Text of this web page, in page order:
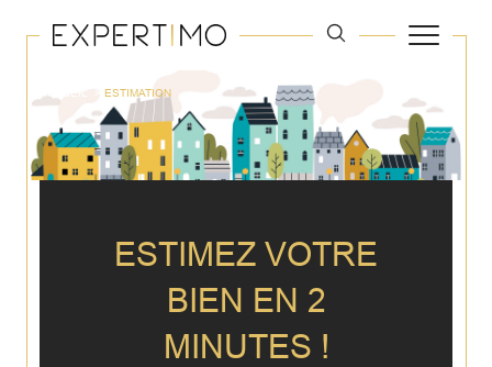
ESTIMATION
ESTIMEZ VOTRE
BIEN EN 2
MINUTES !